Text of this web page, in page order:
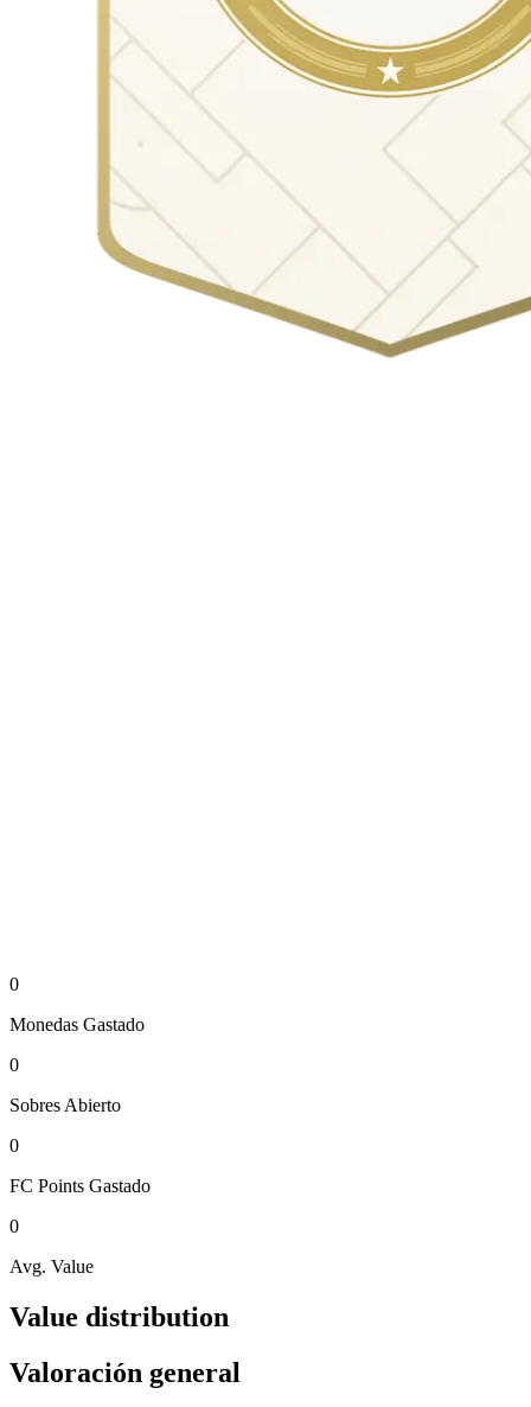
0
Monedas Gastado
0
Sobres Abierto
0
FC Points Gastado
0
Avg. Value
Value distribution
Valoración general